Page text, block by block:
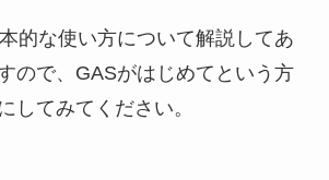
的な使い方について解説してあ
ので、GASがはじめてという方
してみてください。